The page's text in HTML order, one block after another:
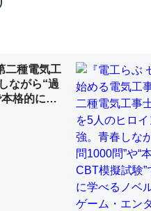
は多い分量。進化すればするほ
。調べたらコオロギのカルシウ
ぜ海にいないのか」に関する新仮説
二種電気工
ながら“過
格的に学
報のファミ